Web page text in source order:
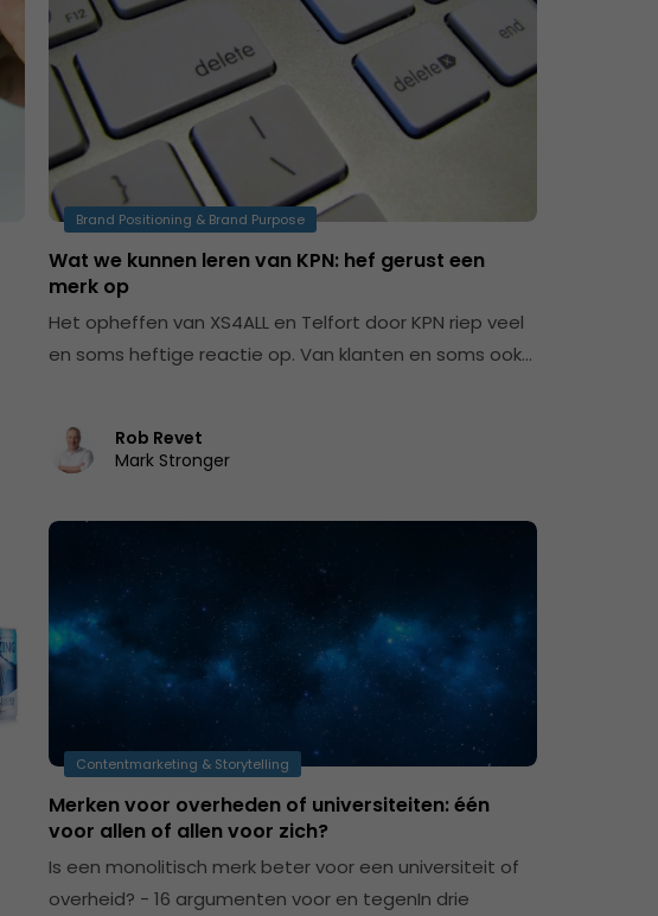
Brand Positioning & Brand Purpose
Wat we kunnen leren van KPN: hef gerust een
merk op
Het opheffen van XS4ALL en Telfort door KPN riep veel
en soms heftige reactie op. Van klanten en soms ook…
Rob Revet
Mark Stronger
Contentmarketing & Storytelling
Merken voor overheden of universiteiten: één
voor allen of allen voor zich?
Is een monolitisch merk beter voor een universiteit of
overheid? - 16 argumenten voor en tegenIn drie